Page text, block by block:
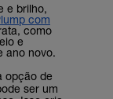
e brilho,
com
como
e
ano novo.
opção de
ser um